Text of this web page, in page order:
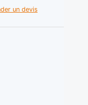
un devis